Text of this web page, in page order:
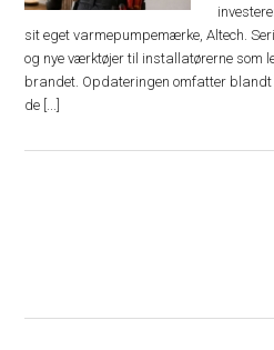
sit eget varmepumpemærke, Altech.
og nye værktøjer til installatørerne som
brandet. Opdateringen omfatter
de [...]